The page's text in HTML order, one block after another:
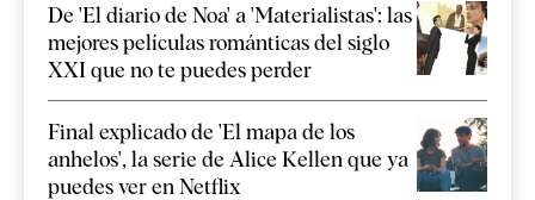
De 'El diario de Noa' a 'Materialistas': las
mejores películas románticas del siglo
XXI que no te puedes perder
Final explicado de 'El mapa de los
anhelos', la serie de Alice Kellen que ya
puedes ver en Netflix